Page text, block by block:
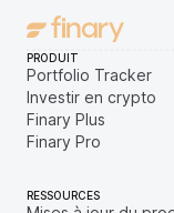
PRODUIT
Portfolio Tracker
Investir en crypto
Finary Plus
Finary Pro
RESSOURCES